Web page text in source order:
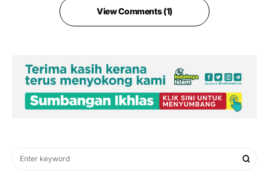
View Comments (1)